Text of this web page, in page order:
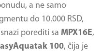
a ne samo
do 10.000 RSD,
porediti sa MPX16E,
100, čija je